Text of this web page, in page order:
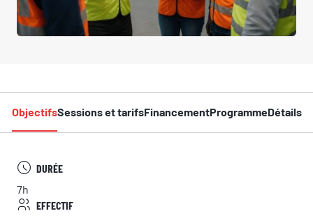
ObjectifsSessions et tarifsFinancementProgrammeDétails
DURÉE
7h
EFFECTIF